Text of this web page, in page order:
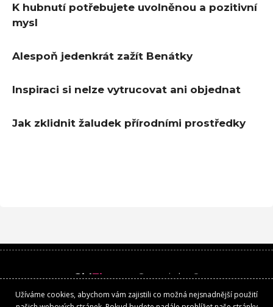
K hubnutí potřebujete uvolněnou a pozitivní
mysl
Alespoň jedenkrát zažít Benátky
Inspiraci si nelze vytrucovat ani objednat
Jak zklidnit žaludek přírodními prostředky
GirlTime.czCopyright ©
Kontakt
Užíváme cookies, abychom vám zajistili co možná nejsnadnější použití